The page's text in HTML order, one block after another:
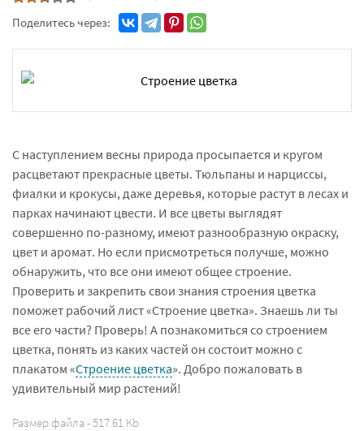
Поделитесь через:
С наступлением весны природа просыпается и кругом
расцветают прекрасные цветы. Тюльпаны и нарциссы,
фиалки и крокусы, даже деревья, которые растут в лесах и
парках начинают цвести. И все цветы выглядят
совершенно по-разному, имеют разнообразную окраску,
цвет и аромат. Но если присмотреться получше, можно
обнаружить, что все они имеют общее строение.
Проверить и закрепить свои знания строения цветка
поможет рабочий лист «Строение цветка». Знаешь ли ты
все его части? Проверь! А познакомиться со строением
цветка, понять из каких частей он состоит можно с
плакатом «Строение цветка». Добро пожаловать в
удивительный мир растений!
Размер файла - 517.61 Kb